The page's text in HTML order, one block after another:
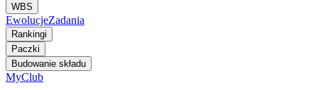
WBS
EwolucjeZadania
Rankingi
Paczki
Budowanie składu
MyClub